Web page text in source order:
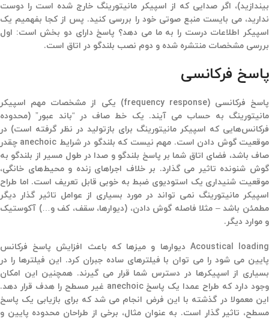
بیندازید)، اگر صدایی که از اسپیکر مانیتورینگ خارج شده است را دوست
ندارید، می بایست منبع صوتی خود را بررسی کنید. پس از کجا بفهمیم یک
اسپیکر اطلاعات درست را به ما می دهد؟ پاسخ دارای دو بخش است: اول
بررسی مشخصات منتشره شده و دوم نصب بلندگو در اتاق است.
پاسخ فرکانسی
پاسخ فرکانسی (frequency response) یکی از مشخصات مهم اسپیکر
مانیتورینگ به حساب می آیند. یک خط صاف در “باند عبور” (محدوده
فرکانس‌هایی که اسپیکر مانیتورینگ برای بازتولید در نظر گرفته است) در
موقعیت گوش دادن است. مهم نیست که بلندگو در شرایط anechoic چقدر
صاف باشد، فضای اتاق شما بر پاسخ بلندگو و صدا در طول مسیر از بلندگو به
گوش شنونده تاثیر می گذارد. بر خلاف اجراهای زنده و محیط‌های خانگی،
موقعیت شنیداری یک استودیوی ضبط به خوبی قابل تعریف است. اما طراح
اسپیکر مانیتورینگ نمی تواند در مورد بسیاری از عوامل تاثیر گذار دیگر
مطمئن باشد – مثلا فاصله گوش دادن، (دیوارها، سقف، کف و…) آکوستیک
و موارد دیگر.
Acoustical loading دیوارها و میزها که باعث افزایش پاسخ فرکانس
پایین می شود را می توان با فیلترهای ساده جبران کرد. این فیلترها را در
بسیاری از اسپیکرها در دسترس شما قرار می گیرند. همچنین این امکان
وجود دارد که طراح عمدا یک پاسخ anechoic غیر مسطح را هدف قرار دهد.
این معمولا در گذشته با این فرض انجام می شد که برای بازیابی یک پاسخ
مسطح، تاثیر گذار است. به عنوان مثال، برخی از طراحان محدوده پایین و